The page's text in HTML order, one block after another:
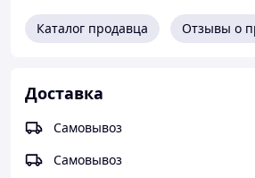
Каталог продавца Отзывы о
Доставка
Самовывоз
Самовывоз